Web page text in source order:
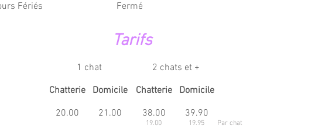
Fériés
Fermé
Tarifs
1 chat
2 chats et +
Chatterie
Domicile Chatterie
Domicile
20.00
21.00 38.00 39.90
19.00 19.95 Par chat